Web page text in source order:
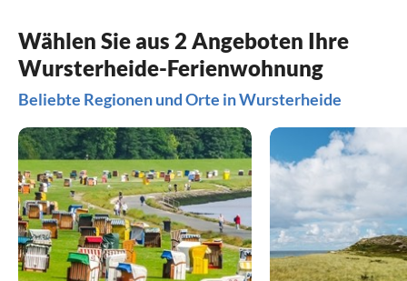
Wählen Sie aus 2 Angeboten Ihre
Wursterheide-Ferienwohnung
Beliebte Regionen und Orte in Wursterheide